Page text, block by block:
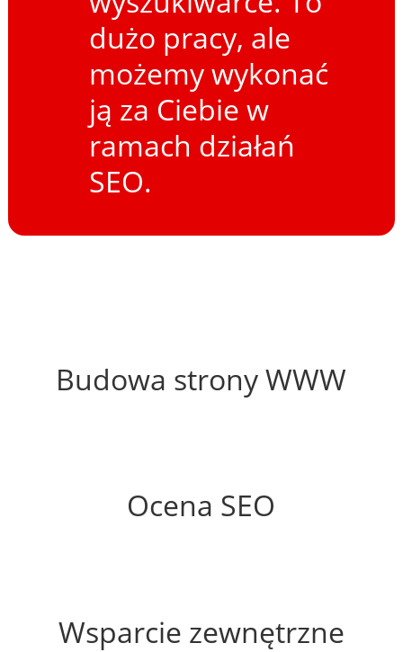
dużo pracy, ale
możemy wykonać
ją za Ciebie w
ramach działań
SEO.
Budowa strony WWW
Ocena SEO
Wsparcie zewnętrzne